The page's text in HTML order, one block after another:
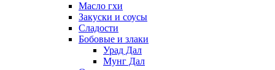
Масло гхи
Закуски и соусы
Сладости
Бобовые и злаки
Урад Дал
Мунг Дал